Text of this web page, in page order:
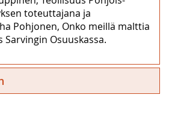
toteuttajana ja
Pohjonen, Onko meillä malttia
Sarvingin Osuuskassa.